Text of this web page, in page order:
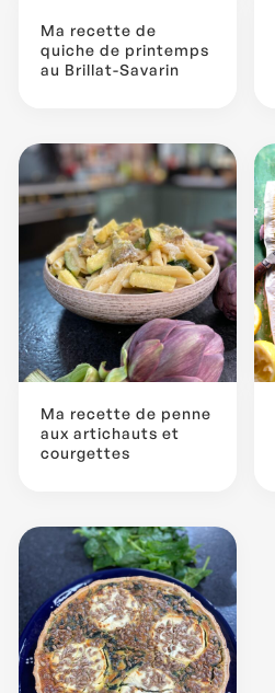
Ma recette de
quiche de printemps
au Brillat-Savarin
Ma recette de penne
aux artichauts et
courgettes